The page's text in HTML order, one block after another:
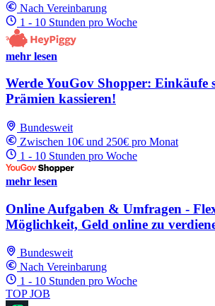
Nach Vereinbarung
1 - 10 Stunden pro Woche
mehr lesen
Werde YouGov Shopper: Einkäufe
Prämien kassieren!
Bundesweit
Zwischen 10€ und 250€ pro Monat
1 - 10 Stunden pro Woche
mehr lesen
Online Aufgaben & Umfragen -
Möglichkeit, Geld online zu
Bundesweit
Nach Vereinbarung
1 - 10 Stunden pro Woche
TOP JOB